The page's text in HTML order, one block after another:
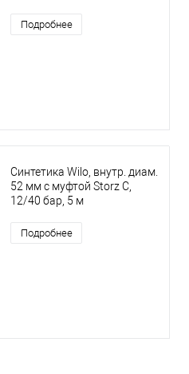
Подробнее
Синтетика Wilo, внутр. диам.
52 мм с муфтой Storz C,
12/40 бар, 5 м
Подробнее